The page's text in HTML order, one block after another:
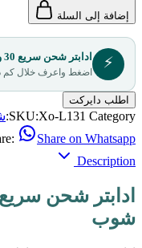
إضافة إلى السلة
⚡ ادابتر شحن سريع 30 وات XO بيوصلك خلال 30 دقيقة
اضغط واعرف خلال كم
اطلب دايركت
SKU:Xo-L131 Category:
Share on Whatsapp
Description
شوب